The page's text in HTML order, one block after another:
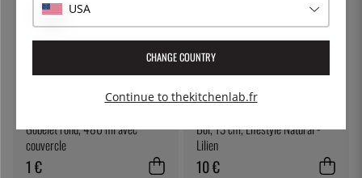
Gobelet rond, 480 ml avec
couvercle
1 €
Bol, 13 cm, Lifestyle Natural -
Lilien
10 €
USA
CHANGE COUNTRY
Continue to thekitchenlab.fr